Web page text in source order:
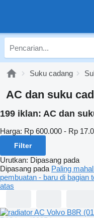
Suku cadang
AC dan suku
199 iklan: AC dan
Harga: Rp 600.000 - Rp
Filter
Urutkan: Dipasang pada
Dipasang pada Paling
pembuatan - baru di bagian
atas